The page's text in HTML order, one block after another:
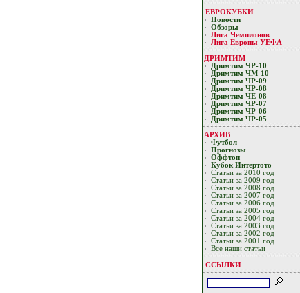
ЕВРОКУБКИ
Новости
Обзоры
Лигa Чемпиoнoв
Лига Европы УЕФA
ДРИМТИМ
Дримтим ЧР-10
Дримтим ЧМ-10
Дримтим ЧР-09
Дримтим ЧР-08
Дримтим ЧЕ-08
Дримтим ЧР-07
Дримтим ЧР-06
Дримтим ЧР-05
АРХИВ
Футбол
Прогнозы
Оффтоп
Кубoк Интертoтo
Статьи за 2010 год
Статьи за 2009 год
Статьи за 2008 год
Статьи за 2007 год
Статьи за 2006 год
Статьи за 2005 год
Статьи за 2004 год
Статьи за 2003 год
Статьи за 2002 год
Статьи за 2001 год
Все наши статьи
ССЫЛКИ